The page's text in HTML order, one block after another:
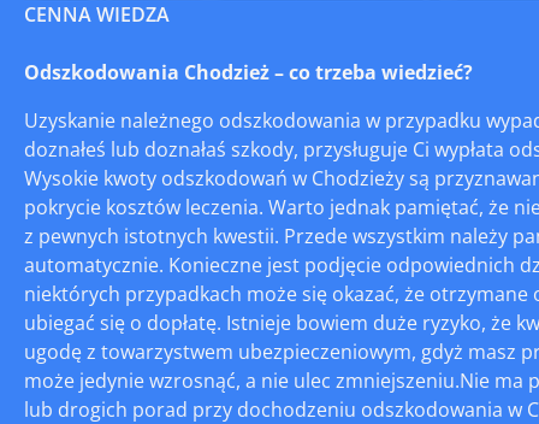
CENNA WIEDZA
Odszkodowania Chodzież – co trzeba wiedzieć?
Uzyskanie należnego odszkodowania w przypadku
doznałeś lub doznałaś szkody, przysługuje Ci wypłata
Wysokie kwoty odszkodowań w Chodzieży są
pokrycie kosztów leczenia. Warto jednak pamiętać, że
z pewnych istotnych kwestii. Przede wszystkim należy
automatycznie. Konieczne jest podjęcie odpowiednich
niektórych przypadkach może się okazać, że
ubiegać się o dopłatę. Istnieje bowiem duże ryzyko, że
ugodę z towarzystwem ubezpieczeniowym, gdyż masz
może jedynie wzrosnąć, a nie ulec zmniejszeniu.Nie
lub drogich porad przy dochodzeniu odszkodowania w